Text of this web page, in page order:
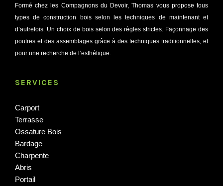
Formé chez les Compagnons du Devoir, Thomas vous propose tous
types de construction bois selon les techniques de maintenant et
d’autrefois. Un choix de bois selon des règles strictes. Façonnage des
poutres et des assemblages grâce à des techniques traditionnelles, et
pour une recherche de l’esthétique.
SERVICES
Carport
Terrasse
Ossature Bois
Bardage
Charpente
Abris
Portail